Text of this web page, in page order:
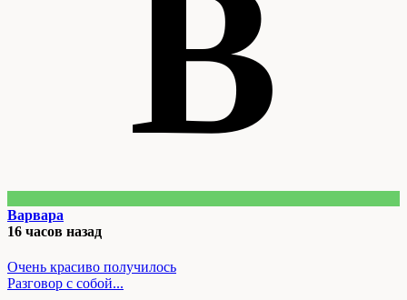
В
Варвара
16 часов назад
Очень красиво получилось
Разговор с собой...